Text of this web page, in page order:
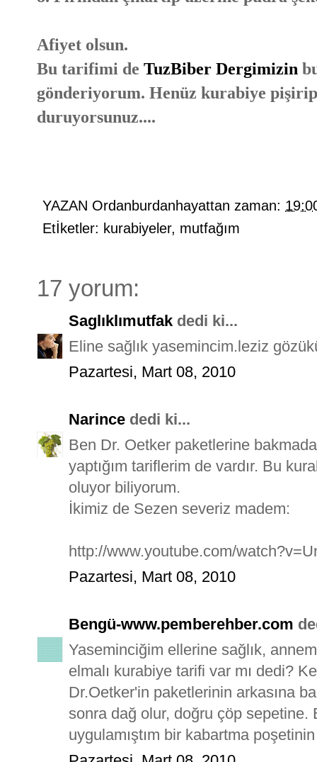
Afiyet olsun.
Bu tarifimi de TuzBiber Dergimizin
gönderiyorum. Henüz kurabiye
duruyorsunuz....
YAZAN Ordanburdanhayattan zaman:
Etİketler: kurabiyeler, mutfağım
17 yorum:
Saglıklımutfak dedi ki...
Eline sağlık yasemincim.leziz
Pazartesi, Mart 08, 2010
Narince dedi ki...
Ben Dr. Oetker paketlerine
yaptığım tariflerim de vardır. Bu
oluyor biliyorum.
İkimiz de Sezen severiz madem:
http://www.youtube.com/
Pazartesi, Mart 08, 2010
Bengü-www.pemberehber.com
Yaseminciğim ellerine sağlık,
elmalı kurabiye tarifi var mı dedi?
Dr.Oetker'in paketlerinin arkasına
sonra dağ olur, doğru çöp
uygulamıştım bir kabartma